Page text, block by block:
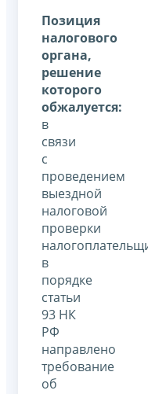
Позиция
налогового
органа,
решение
которого
обжалуется:
в
связи
с
проведением
выездной
налоговой
проверки
в
порядке
статьи
93 НК
РФ
направлено
требование
об